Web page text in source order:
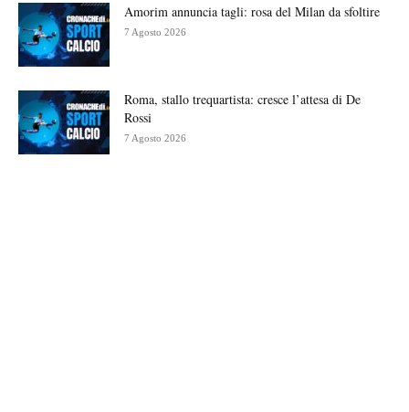
Amorim annuncia tagli: rosa del Milan da sfoltire
7 Agosto 2026
Roma, stallo trequartista: cresce l’attesa di De
Rossi
7 Agosto 2026